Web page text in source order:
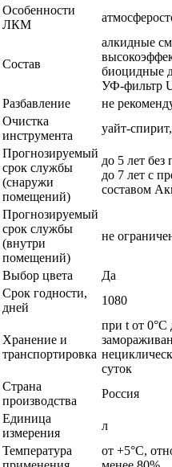
Особенности
ЛКМ
Состав
алкидные
биоцидные
УФ-фильтр
Разбавление
не
Очистка
инструмента
уайт-
Прогнозируемый
срок службы
(снаружи
помещений)
до 5 лет без
до 7 лет с
составом
Прогнозируемый
срок службы
(внутри
помещений)
не
Выбор цвета
Да
Срок годности,
дней
1080
Хранение и
транспортировка
при t от 0°С
суток
Страна
производства
Россия
Единица
измерения
л
Температура
от +5°С,